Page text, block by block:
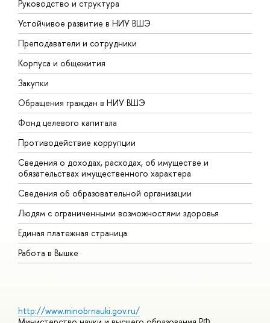
Руководство и структура
Устойчивое развитие в НИУ ВШЭ
Преподаватели и сотрудники
Корпуса и общежития
Закупки
Обращения граждан в НИУ ВШЭ
Фонд целевого капитала
Противодействие коррупции
Сведения о доходах, расходах, об имуществе и
обязательствах имущественного характера
Сведения об образовательной организации
Людям с ограниченными возможностями здоровья
Единая платежная страница
Работа в Вышке
http://www.minobrnauki.gov.ru/